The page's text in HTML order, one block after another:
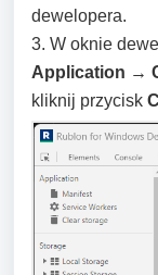
dewelopera.
3. W oknie
Application →
kliknij przycisk